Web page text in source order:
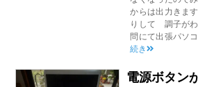
からは出力きま
りして 調子が
問にて出張パソ
続き
電源ボタン